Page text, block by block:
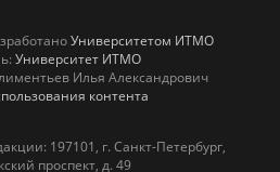
Университетом ИТМО
Университет ИТМО
Илья Александрович
контента
197101, г. Санкт-Петербург,
проспект, д. 49